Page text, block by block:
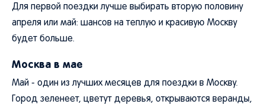
Для первой поездки лучше выбирать вторую половину
апреля или май: шансов на теплую и красивую Москву
будет больше.
Москва в мае
Май - один из лучших месяцев для поездки в Москву.
Город зеленеет, цветут деревья, открываются веранды,